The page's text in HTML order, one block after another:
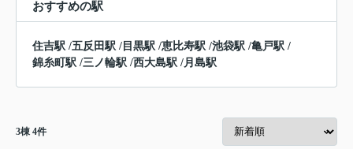
おすすめの駅
住吉駅 /五反田駅 / 目黒駅 /恵比寿駅 /池袋駅 /亀戸駅 /
錦糸町駅 /三ノ輪駅 /西大島駅 /月島駅
3棟 4件